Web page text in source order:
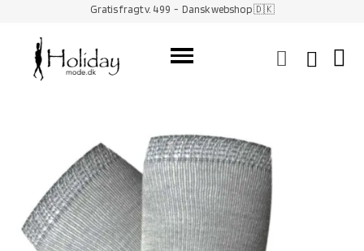
Gratis fragt v. 499 - Dansk webshop 🇩🇰